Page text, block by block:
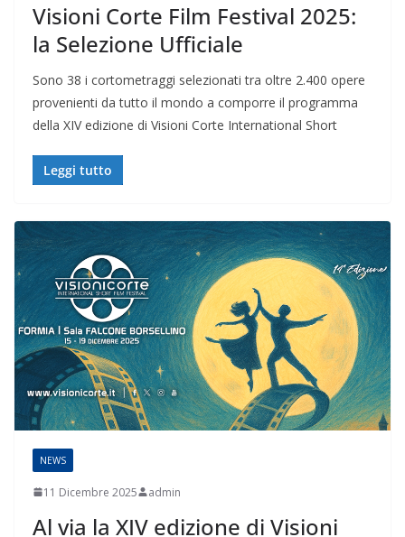
Visioni Corte Film Festival 2025:
la Selezione Ufficiale
Sono 38 i cortometraggi selezionati tra oltre 2.400 opere
provenienti da tutto il mondo a comporre il programma
della XIV edizione di Visioni Corte International Short
Leggi tutto
NEWS
11 Dicembre 2025 admin
Al via la XIV edizione di Visioni